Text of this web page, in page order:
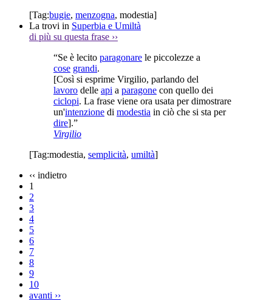
[Tag:bugie, menzogna, modestia]
La trovi in Superbia e Umiltà
di più su questa frase ››
“Se è lecito paragonare le piccolezze a
cose grandi.
[Così si esprime Virgilio, parlando del
lavoro delle api a paragone con quello dei
ciclopi. La frase viene ora usata per dimostrare
un'intenzione di modestia in ciò che si sta per
dire].”
Virgilio
[Tag:modestia, semplicità, umiltà]
‹‹ indietro
1
2
3
4
5
6
7
8
9
10
avanti ››